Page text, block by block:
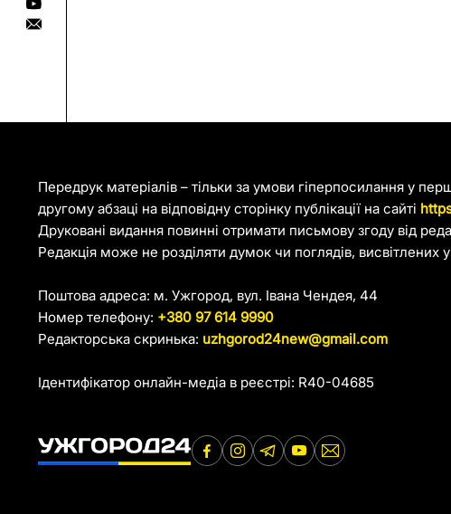
Передрук матеріалів – тільки за умови гіперпосилання у
другому абзаці на відповідну сторінку публікації на сайті
Друковані видання повинні отримати письмову згоду від
Редакція може не розділяти думок чи поглядів,
Поштова адреса: м. Ужгород, вул. Івана Чендея, 44
Номер телефону: +380 97 614 9990
Редакторська скринька: uzhgorod24new@gmail.com
Ідентифікатор онлайн-медіа в реєстрі: R40-04685